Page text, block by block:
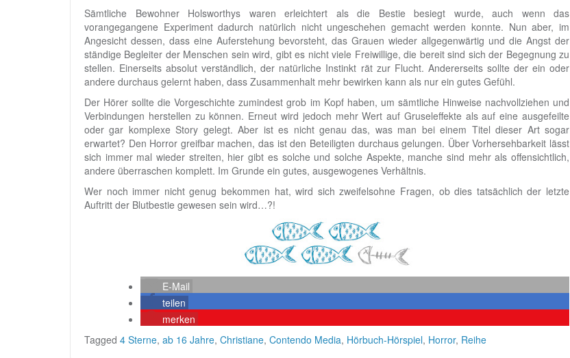
Sämtliche Bewohner Holsworthys waren erleichtert als die Bestie besiegt wurde, auch wenn das
vorangegangene Experiment dadurch natürlich nicht ungeschehen gemacht werden konnte. Nun aber, im
Angesicht dessen, dass eine Auferstehung bevorsteht, das Grauen wieder allgegenwärtig und die Angst der
ständige Begleiter der Menschen sein wird, gibt es nicht viele Freiwillige, die bereit sind sich der Begegnung zu
stellen. Einerseits absolut verständlich, der natürliche Instinkt rät zur Flucht. Andererseits sollte der ein oder
andere durchaus gelernt haben, dass Zusammenhalt mehr bewirken kann als nur ein gutes Gefühl.
Der Hörer sollte die Vorgeschichte zumindest grob im Kopf haben, um sämtliche Hinweise nachvollziehen und
Verbindungen herstellen zu können. Erneut wird jedoch mehr Wert auf Gruseleffekte als auf eine ausgefeilte
oder gar komplexe Story gelegt. Aber ist es nicht genau das, was man bei einem Titel dieser Art sogar
erwartet? Den Horror greifbar machen, das ist den Beteiligten durchaus gelungen. Über Vorhersehbarkeit lässt
sich immer mal wieder streiten, hier gibt es solche und solche Aspekte, manche sind mehr als offensichtlich,
andere überraschen komplett. Im Grunde ein gutes, ausgewogenes Verhältnis.
Wer noch immer nicht genug bekommen hat, wird sich zweifelsohne Fragen, ob dies tatsächlich der letzte
Auftritt der Blutbestie gewesen sein wird…?!
E-Mail
teilen
merken
Tagged 4 Sterne, ab 16 Jahre, Christiane, Contendo Media, Hörbuch-Hörspiel, Horror, Reihe